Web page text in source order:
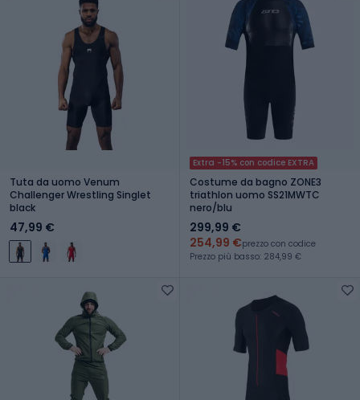
Tuta da uomo Venum
Challenger Wrestling Singlet
black
47,99 €
Extra -15% con codice EXTRA
Costume da bagno ZONE3
triathlon uomo SS21MWTC
nero/blu
299,99 €
254,99 €prezzo con codice
Prezzo più basso: 284,99 €